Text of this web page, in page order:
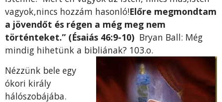
vagyok,nincs hozzám hasonló!Előre megmondtam
a jövendőt és régen a még meg nem
történteket.” (Ésaiás 46:9-10) Bryan Ball: Még
mindig hihetünk a bibliának? 103.o.
Nézzünk bele egy
ókori király
hálószobájába.